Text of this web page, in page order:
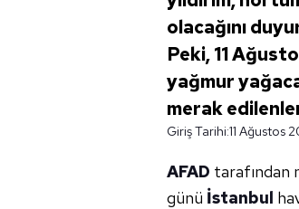
olacağını
Peki, 11
yağmur
merak
Giriş Tarihi:11 Ağustos
AFAD tarafından
günü İstanbul